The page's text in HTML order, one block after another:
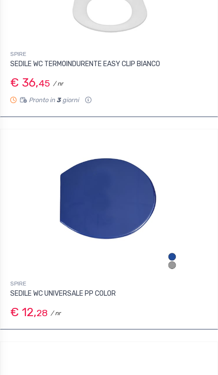
SPIRE
SEDILE WC TERMOINDURENTE EASY CLIP BIANCO
€ 36,45 / nr
Pronto in 3giorni
SPIRE
SEDILE WC UNIVERSALE PP COLOR
€ 12,28 / nr